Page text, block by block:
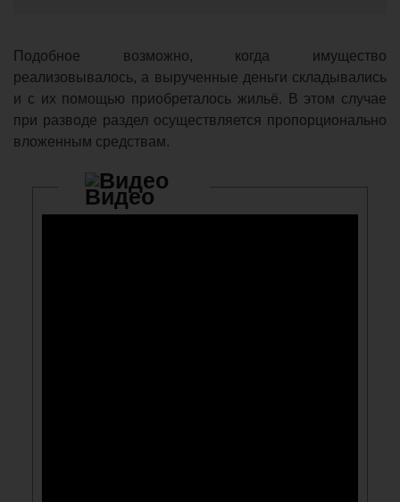
Подобное возможно, когда имущество
реализовывалось, а вырученные деньги складывались
и с их помощью приобреталось жильё. В этом случае
при разводе раздел осуществляется пропорционально
вложенным средствам.
Видео